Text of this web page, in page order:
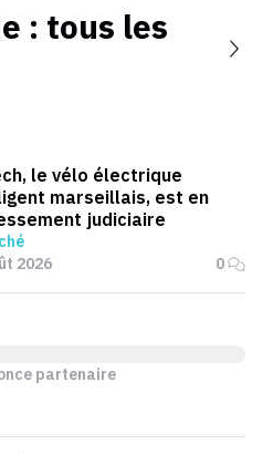
: tous les
le vélo électrique
marseillais, est en
judiciaire
2026
0
partenaire